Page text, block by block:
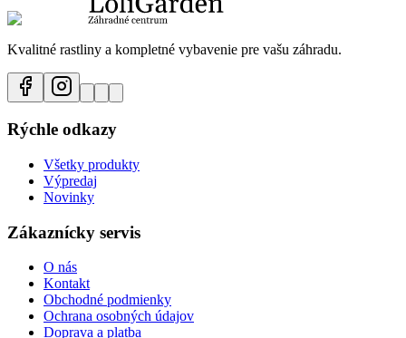
Kvalitné rastliny a kompletné vybavenie pre vašu záhradu.
Rýchle odkazy
Všetky produkty
Výpredaj
Novinky
Zákaznícky servis
O nás
Kontakt
Obchodné podmienky
Ochrana osobných údajov
Doprava a platba